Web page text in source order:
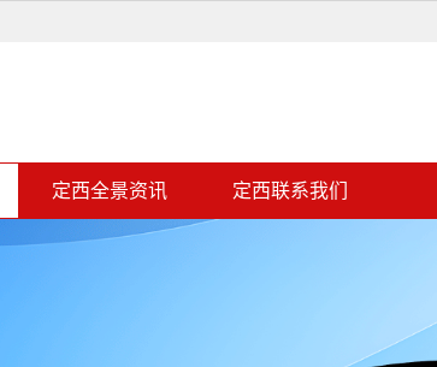
定西全景资讯 定西联系我们